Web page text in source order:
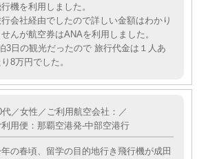
機を利用しました。
会社経由でしたので詳しい金額はわかり
せんが航空券はANAを利用しました。
3日の観光だったので 旅行代金は１人あ
8万円でした。
代／女性／ご利用航空会社：／
利用便：那覇空港発-中部空港行
の春頃、留学の目的地行き飛行機が成田